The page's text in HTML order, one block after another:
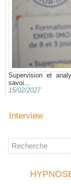
Supervision et
savoi...
15/02/2027
Interview